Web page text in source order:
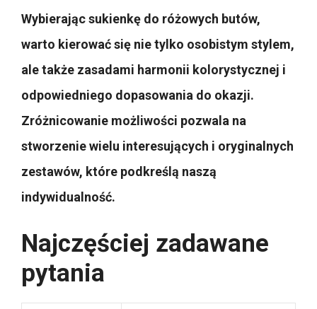
Wybierając sukienkę do różowych butów,
warto kierować się nie tylko osobistym stylem,
ale także zasadami harmonii kolorystycznej i
odpowiedniego dopasowania do okazji.
Zróżnicowanie możliwości pozwala na
stworzenie wielu interesujących i oryginalnych
zestawów, które podkreślą naszą
indywidualność.
Najczęściej zadawane
pytania